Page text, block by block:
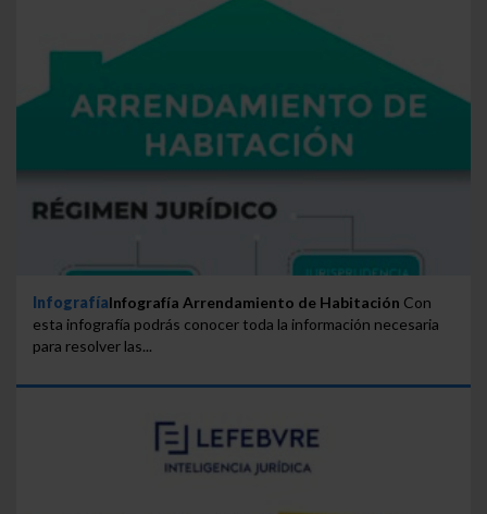
InfografíaInfografía Arrendamiento de Habitación Con
esta infografía podrás conocer toda la información necesaria
para resolver las...